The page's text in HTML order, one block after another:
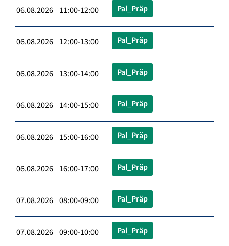
06.08.2026 11:00-12:00 Pal_Präp
06.08.2026 12:00-13:00 Pal_Präp
06.08.2026 13:00-14:00 Pal_Präp
06.08.2026 14:00-15:00 Pal_Präp
06.08.2026 15:00-16:00 Pal_Präp
06.08.2026 16:00-17:00 Pal_Präp
07.08.2026 08:00-09:00 Pal_Präp
07.08.2026 09:00-10:00 Pal_Präp